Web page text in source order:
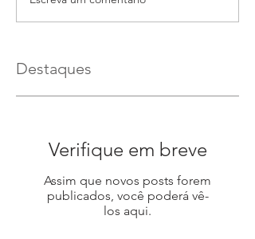
Destaques
Verifique em breve
Assim que novos posts forem
publicados, você poderá vê-
los aqui.